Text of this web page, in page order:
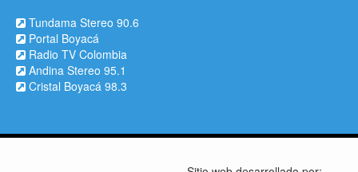
Tundama Stereo 90.6
Portal Boyacá
Radio TV Colombia
Andina Stereo 95.1
Cristal Boyacá 98.3